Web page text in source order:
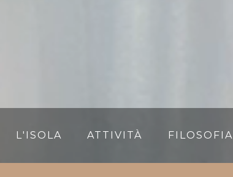
L'ISOLA ATTIVITÀ FILOSOFIA